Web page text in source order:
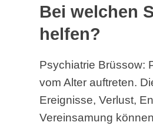
Bei welchen
helfen?
Psychiatrie Brüssow:
vom Alter auftreten.
Ereignisse, Verlust,
Vereinsamung